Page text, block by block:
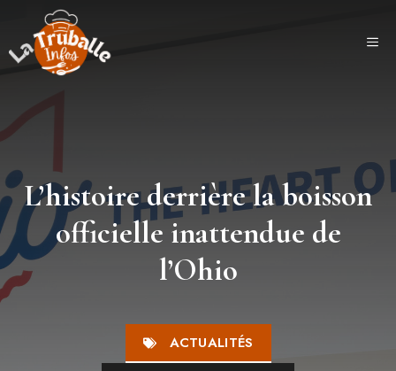
contenu
L’histoire derrière la boisson
officielle inattendue de
l’Ohio
ACTUALITÉS